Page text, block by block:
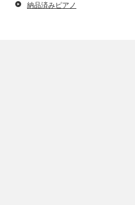
納品済みピアノ